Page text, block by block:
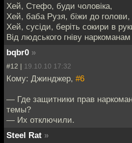
Хей, Стефо, буди чоловіка,
Хей, баба Рузя, біжи до голови,
Хей, сусіди, беріть сокири в
Від людського гніву
bqbr0 »
#12 | 19.10.10 17:32
Кому: Джинджер, #6
— Где защитники прав
темы?
— Их отключили.
Steel Rat »